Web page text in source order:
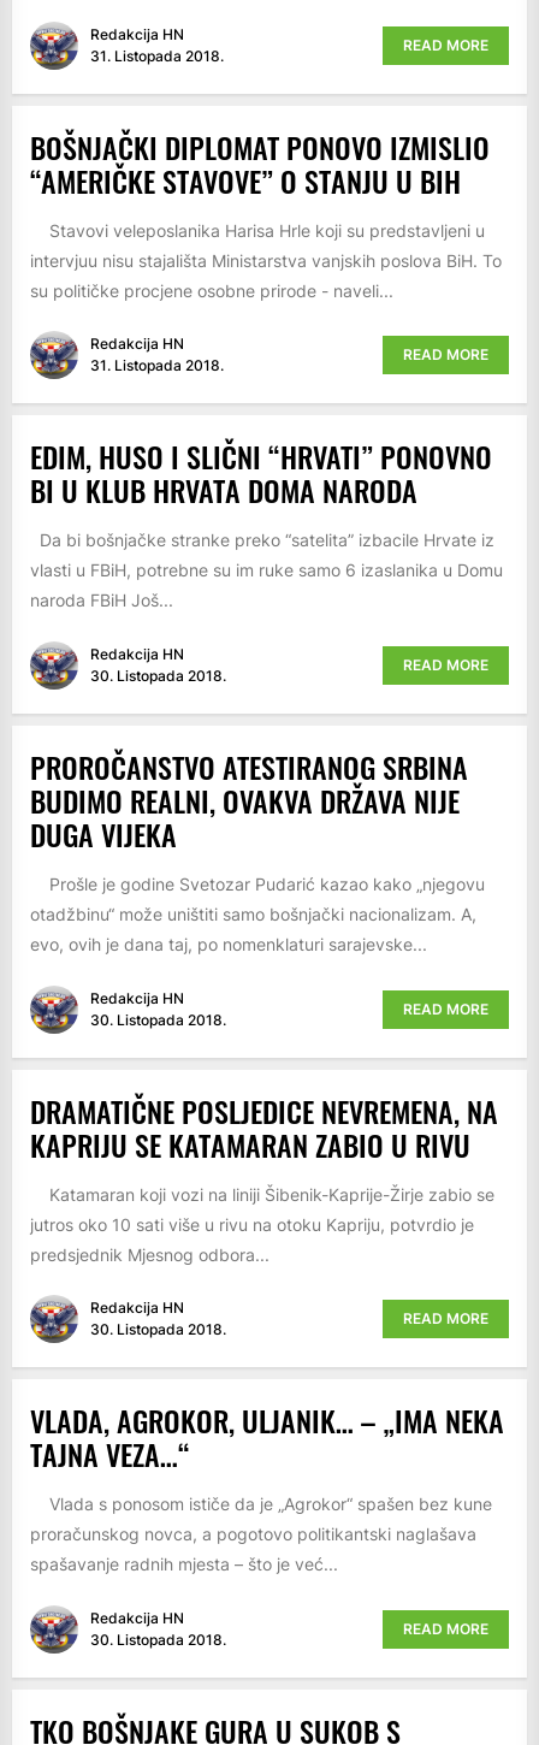
Redakcija HN
31. Listopada 2018.
READ MORE
BOŠNJAČKI DIPLOMAT PONOVO IZMISLIO
“AMERIČKE STAVOVE” O STANJU U BIH
Stavovi veleposlanika Harisa Hrle koji su predstavljeni u
intervjuu nisu stajališta Ministarstva vanjskih poslova BiH. To
su političke procjene osobne prirode - naveli...
Redakcija HN
31. Listopada 2018.
READ MORE
EDIM, HUSO I SLIČNI “HRVATI” PONOVNO
BI U KLUB HRVATA DOMA NARODA
Da bi bošnjačke stranke preko “satelita” izbacile Hrvate iz
vlasti u FBiH, potrebne su im ruke samo 6 izaslanika u Domu
naroda FBiH Još...
Redakcija HN
30. Listopada 2018.
READ MORE
PROROČANSTVO ATESTIRANOG SRBINA
BUDIMO REALNI, OVAKVA DRŽAVA NIJE
DUGA VIJEKA
Prošle je godine Svetozar Pudarić kazao kako „njegovu
otadžbinu“ može uništiti samo bošnjački nacionalizam. A,
evo, ovih je dana taj, po nomenklaturi sarajevske...
Redakcija HN
30. Listopada 2018.
READ MORE
DRAMATIČNE POSLJEDICE NEVREMENA, NA
KAPRIJU SE KATAMARAN ZABIO U RIVU
Katamaran koji vozi na liniji Šibenik-Kaprije-Žirje zabio se
jutros oko 10 sati više u rivu na otoku Kapriju, potvrdio je
predsjednik Mjesnog odbora...
Redakcija HN
30. Listopada 2018.
READ MORE
VLADA, AGROKOR, ULJANIK… – „IMA NEKA
TAJNA VEZA…“
Vlada s ponosom ističe da je „Agrokor“ spašen bez kune
proračunskog novca, a pogotovo politikantski naglašava
spašavanje radnih mjesta – što je već...
Redakcija HN
30. Listopada 2018.
READ MORE
TKO BOŠNJAKE GURA U SUKOB S